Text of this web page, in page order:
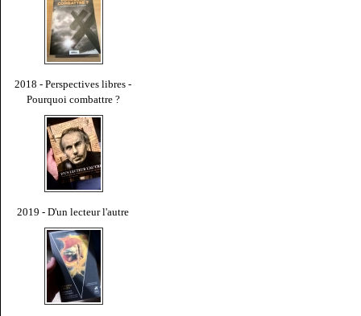
2018 - Perspectives libres -
Pourquoi combattre ?
2019 - D'un lecteur l'autre